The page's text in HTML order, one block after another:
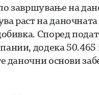
завршување на
раст на
Според
додека
даночни основи